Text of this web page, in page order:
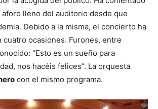
lleno del auditorio desde que
Debido a la misma, el concierto ha
cuatro ocasiones. Furones, entre
“Esto es un sueño para
nos hacéis felices”. La orquesta
con el mismo programa.